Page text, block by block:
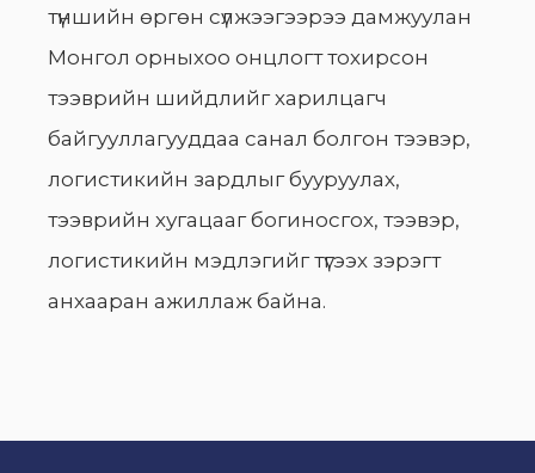
түншийн өргөн сүлжээгээрээ дамжуулан
Монгол орныхоо онцлогт тохирсон
тээврийн шийдлийг харилцагч
байгууллагууддаа санал болгон тээвэр,
логистикийн зардлыг бууруулах,
тээврийн хугацааг богиносгох, тээвэр,
логистикийн мэдлэгийг түгээх зэрэгт
анхааран ажиллаж байна.